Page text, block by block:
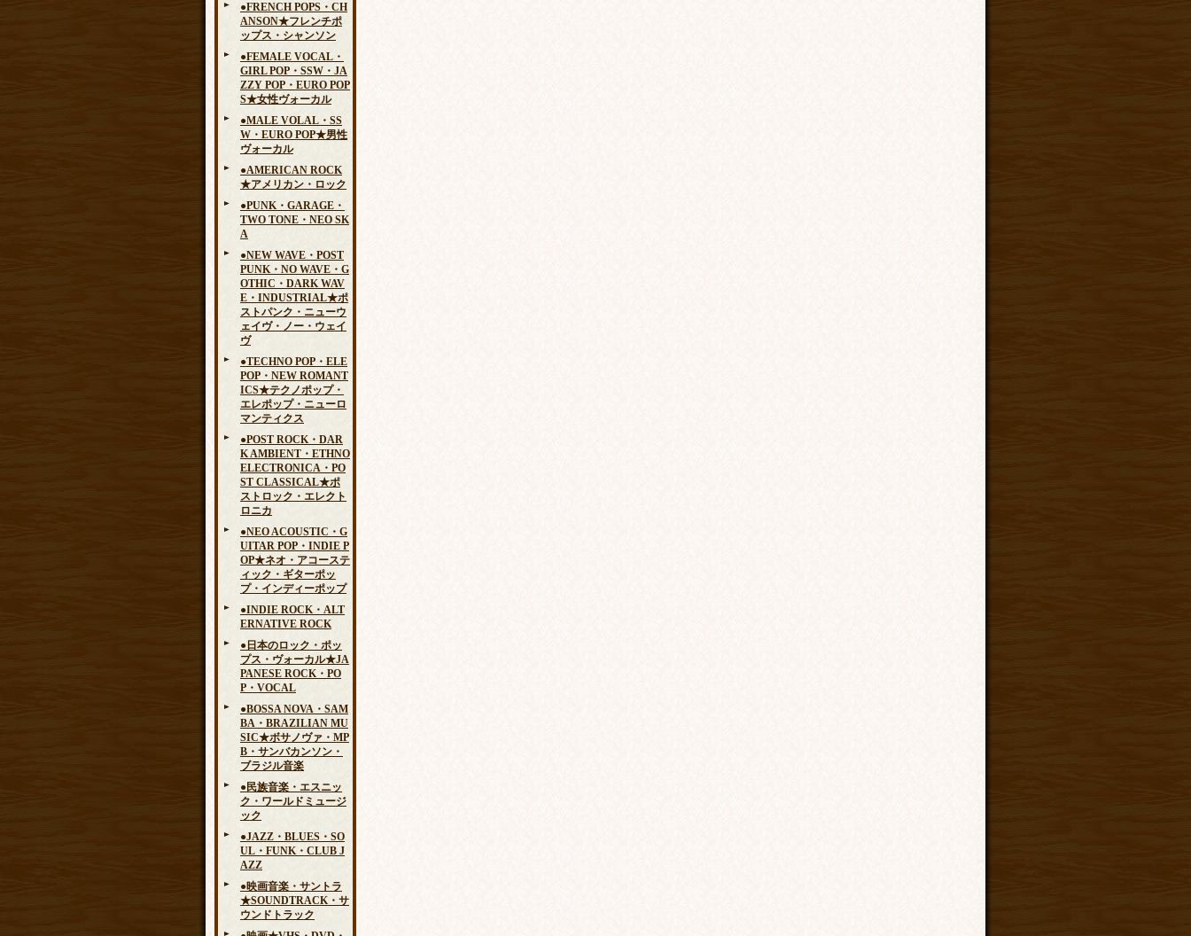
●FRENCH POPS・CH
ANSON★フレンチポ
ップス・シャンソン
●FEMALE VOCAL・
GIRL POP・SSW・JA
ZZY POP・EURO POP
S★女性ヴォーカル
●MALE VOLAL・SS
W・EURO POP★男性
ヴォーカル
●AMERICAN ROCK
★アメリカン・ロック
●PUNK・GARAGE・
TWO TONE・NEO SK
A
●NEW WAVE・POST
PUNK・NO WAVE・G
OTHIC・DARK WAV
E・INDUSTRIAL★ポ
ストパンク・ニューウ
ェイヴ・ノー・ウェイ
ヴ
●TECHNO POP・ELE
POP・NEW ROMANT
ICS★テクノポップ・
エレポップ・ニューロ
マンティクス
●POST ROCK・DAR
K AMBIENT・ETHNO
ELECTRONICA・PO
ST CLASSICAL★ポ
ストロック・エレクト
ロニカ
●NEO ACOUSTIC・G
UITAR POP・INDIE P
OP★ネオ・アコーステ
ィック・ギターポッ
プ・インディーポップ
●INDIE ROCK・ALT
ERNATIVE ROCK
●日本のロック・ポッ
プス・ヴォーカル★JA
PANESE ROCK・PO
P・VOCAL
●BOSSA NOVA・SAM
BA・BRAZILIAN MU
SIC★ボサノヴァ・MP
B・サンバカンソン・
ブラジル音楽
●民族音楽・エスニッ
ク・ワールドミュージ
ック
●JAZZ・BLUES・SO
UL・FUNK・CLUB J
AZZ
●映画音楽・サントラ
★SOUNDTRACK・サ
ウンドトラック